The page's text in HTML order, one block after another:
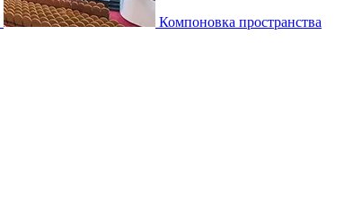
Компоновка пространства